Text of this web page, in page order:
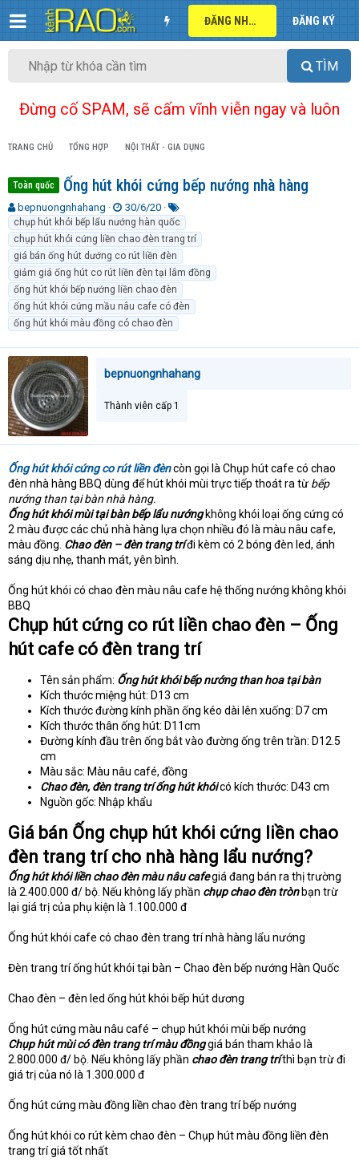
ĐĂNG NHẬP ĐĂNG KÝ
TÌM
Đừng cố SPAM, sẽ cấm vĩnh viễn ngay và luôn
TRANG CHỦ TỔNG HỢP NỘI THẤT - GIA DỤNG
Toàn quốc Ống hút khói cứng bếp nướng nhà hàng
T
h
r
e
a
d
s
t
a
t
e
r
bepnuongnhahang
N
g
à
y
g
ử
i
30/6/20
T
ừ
k
h
ó
a
chụp hút khói bếp lẩu nướng hàn quốc
chụp hút khói cứng liền chao đèn trang trí
giá bán ống hút dướng co rút liền đèn
giảm giá ống hút co rút liền đèn tại lâm đồng
ống hút khói bếp nướng liền chao đèn
ống hút khói cứng mầu nâu cafe có đèn
ống hút khói màu đồng có chao đèn
bepnuongnhahang
Thành viên cấp 1
Ống hút khói cứng co rút liền đèncòn gọi là Chụp hút cafe có chao
đèn nhà hàng BBQ dùng để hút khói mùi trực tiếp thoát ra từ bếp
nướng than tại bàn nhà hàng.
Ống hút khói mùi tại bàn bếp lẩu nướngkhông khói loại ống cứng có
2 màu được các chủ nhà hàng lựa chọn nhiều đó là màu nâu cafe,
màu đồng. Chao đèn – đèn trang tríđi kèm có 2 bóng đèn led, ánh
sáng dịu nhẹ, thanh mát, yên bình.
Ống hút khói có chao đèn màu nâu cafe hệ thống nướng không khói
BBQ
Chụp hút cứng co rút liền chao đèn – Ống
hút cafe có đèn trang trí
Tên sản phẩm: Ống hút khói bếp nướng than hoa tại bàn
Kích thước miệng hút: D13 cm
Kích thước đường kính phần ống kéo dài lên xuống: D7 cm
Kích thước thân ống hút: D11cm
Đường kính đầu trên ống bắt vào đường ống trên trần: D12.5
cm
Màu sắc: Màu nâu café, đồng
Chao đèn, đèn trang trí ống hút khóicó kích thước: D43 cm
Nguồn gốc: Nhập khẩu
Giá bán Ống chụp hút khói cứng liền chao
đèn trang trí cho nhà hàng lẩu nướng?
Ống hút khói liền chao đèn màu nâu cafegiá đang bán ra thị trường
là 2.400.000 đ/ bộ. Nếu không lấy phần chụp chao đèn trònbạn trừ
lại giá trị của phụ kiện là 1.100.000 đ
Ống hút khói cafe có chao đèn trang trí nhà hàng lẩu nướng
Đèn trang trí ống hút khói tại bàn – Chao đèn bếp nướng Hàn Quốc
Chao đèn – đèn led ống hút khói bếp hút dương
Ống hút cứng màu nâu café – chụp hút khói mùi bếp nướng
Chụp hút mùi có đèn trang trí màu đồnggiá bán tham khảo là
2.800.000 đ/ bộ. Nếu không lấy phần chao đèn trang tríthì bạn trừ đi
giá trị của nó là 1.300.000 đ
Ống hút cứng màu đồng liền chao đèn trang trí bếp nướng
Ống hút khói co rút kèm chao đèn – Chụp hút màu đồng liền đèn
trang trí giá tốt nhất